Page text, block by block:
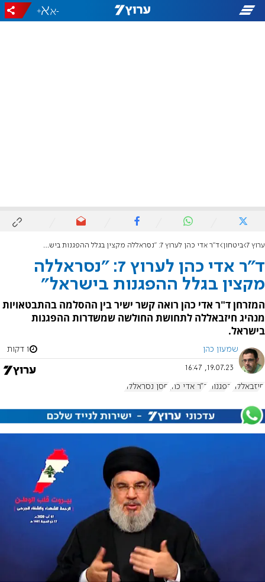
-
+
ערוץ 7 ביטחון ד"ר אדי כהן לערוץ 7: "נסראללה מקצין בגלל ההפגנות בישראל"
ד"ר אדי כהן לערוץ 7: "נסראללה
מקצין בגלל ההפגנות בישראל"
המזרחן ד"ר אדי כהן רואה קשר ישיר בין ההסלמה בהתבטאויות
מנהיג חיזבאללה לתחושת החולשה שמשדרות ההפגנות
בישראל.
שמעון כהן 1 דקות
19.07.23, 16:47
חיזבאללה הפגנות ד"ר אדי כהן חסן נסראללה